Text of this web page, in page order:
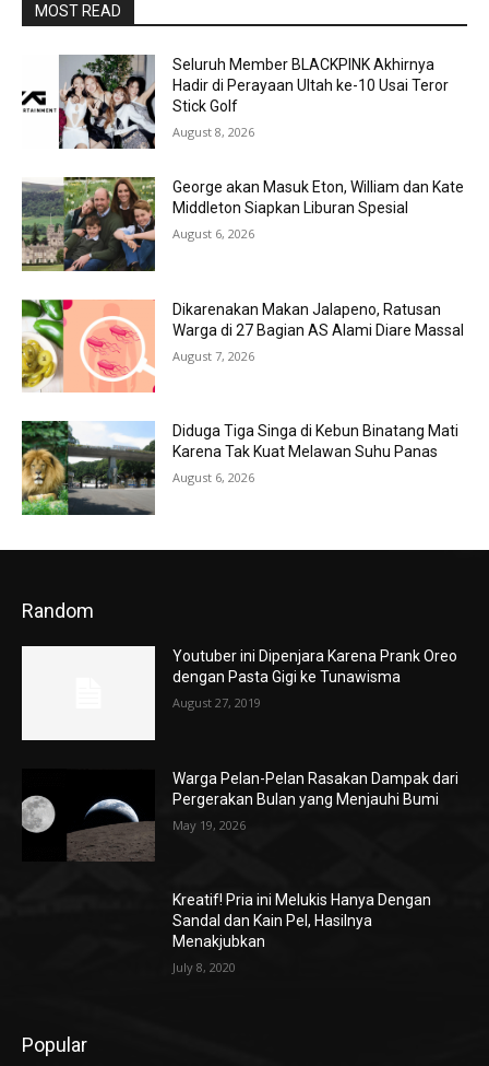
MOST READ
Seluruh Member BLACKPINK Akhirnya
Hadir di Perayaan Ultah ke-10 Usai Teror
Stick Golf
August 8, 2026
George akan Masuk Eton, William dan Kate
Middleton Siapkan Liburan Spesial
August 6, 2026
Dikarenakan Makan Jalapeno, Ratusan
Warga di 27 Bagian AS Alami Diare Massal
August 7, 2026
Diduga Tiga Singa di Kebun Binatang Mati
Karena Tak Kuat Melawan Suhu Panas
August 6, 2026
Random
Youtuber ini Dipenjara Karena Prank Oreo
dengan Pasta Gigi ke Tunawisma
August 27, 2019
Warga Pelan-Pelan Rasakan Dampak dari
Pergerakan Bulan yang Menjauhi Bumi
May 19, 2026
Kreatif! Pria ini Melukis Hanya Dengan
Sandal dan Kain Pel, Hasilnya
Menakjubkan
July 8, 2020
Popular